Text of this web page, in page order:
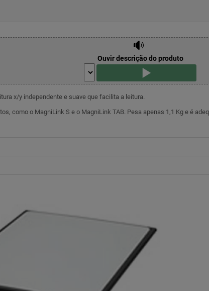
Ouvir descrição do produto
x/y independente e suave que facilita a leitura.
como o MagniLink S e o MagniLink TAB. Pesa apenas 1,1 Kg e é